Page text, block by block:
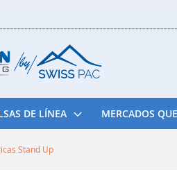
DE LÍNEA MERCADOS
Stand Up